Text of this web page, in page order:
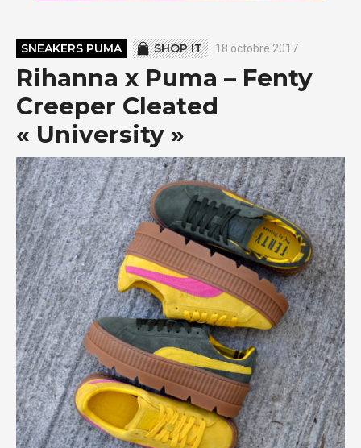
SNEAKERS PUMA SHOP IT 18 octobre 2017
Rihanna x Puma – Fenty
Creeper Cleated
« University »